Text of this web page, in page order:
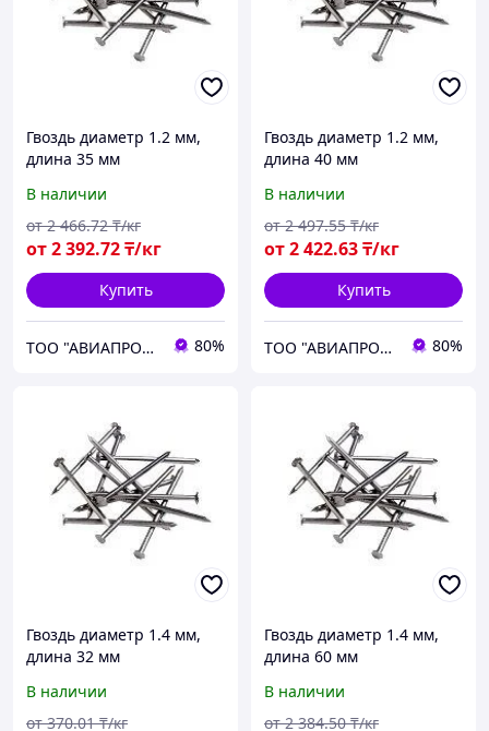
Гвоздь диаметр 1.2 мм,
длина 35 мм
В наличии
от2 392.72₸/кг
от 2 466.72 ₸/кг
Купить
ТОО "АВИАПРОМСТАЛЬ" 80%
Гвоздь диаметр 1.2 мм,
длина 40 мм
В наличии
от2 422.63₸/кг
от 2 497.55 ₸/кг
Купить
ТОО "АВИАПРОМСТАЛЬ" 80%
Гвоздь диаметр 1.4 мм,
длина 32 мм
В наличии
от 370.01 ₸/кг
Гвоздь диаметр 1.4 мм,
длина 60 мм
В наличии
от 2 384.50 ₸/кг